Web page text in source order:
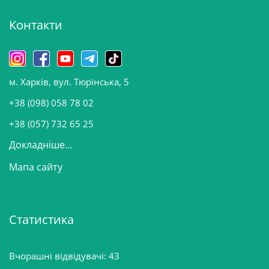
в
н
о
в
и
Контакти
м. Харків, вул. Тюрінська, 5
+38 (098) 058 78 02
+38 (057) 732 65 25
Докладніше...
Мапа сайту
Статистика
Вчорашні відвідувачі: 43